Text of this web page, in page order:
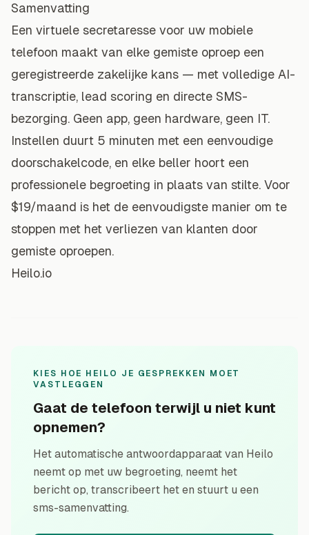
Samenvatting
Een virtuele secretaresse voor uw mobiele
telefoon maakt van elke gemiste oproep een
geregistreerde zakelijke kans — met volledige AI-
transcriptie, lead scoring en directe SMS-
bezorging. Geen app, geen hardware, geen IT.
Instellen duurt 5 minuten met een eenvoudige
doorschakelcode, en elke beller hoort een
professionele begroeting in plaats van stilte. Voor
$19/maand is het de eenvoudigste manier om te
stoppen met het verliezen van klanten door
gemiste oproepen.
Heilo.io
KIES HOE HEILO JE GESPREKKEN MOET
VASTLEGGEN
Gaat de telefoon terwijl u niet kunt
opnemen?
Het automatische antwoordapparaat van Heilo
neemt op met uw begroeting, neemt het
bericht op, transcribeert het en stuurt u een
sms-samenvatting.